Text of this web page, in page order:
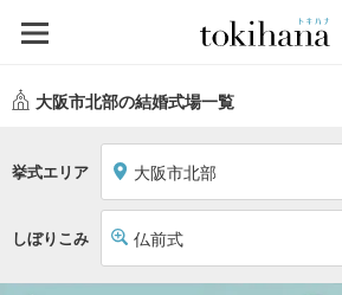
大阪市北部の結婚式場一覧
挙式エリア 大阪市北部
しぼりこみ 仏前式